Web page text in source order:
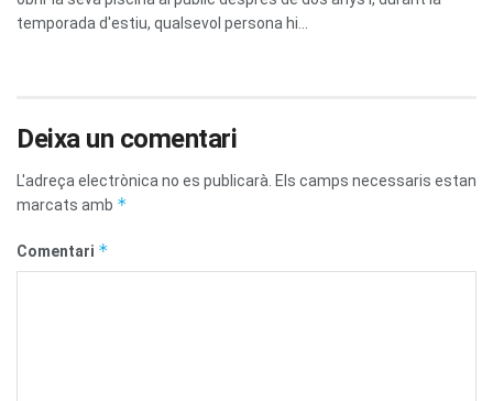
temporada d'estiu, qualsevol persona hi...
Deixa un comentari
L'adreça electrònica no es publicarà. Els camps necessaris estan
marcats amb *
Comentari *